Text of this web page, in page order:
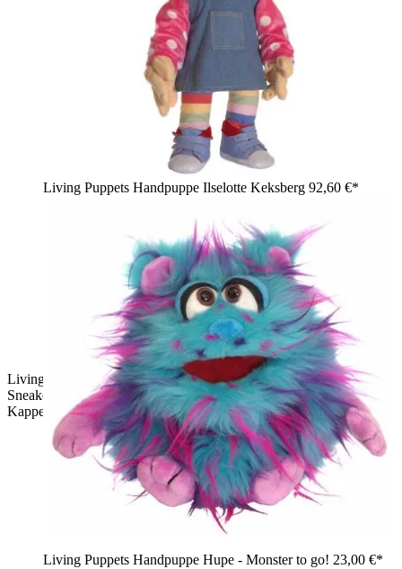
Living Puppets Schuhe für Handpuppen mit 65 cm, hellblaue
Sneaker mit Klettverschlüssen, rotem Innenfutter und weißer
Kappe
Living Puppets Handpuppe Ilselotte Keksberg 92,60 €*
Living Puppets Handpuppe Hupe - Monster to go! 23,00 €*